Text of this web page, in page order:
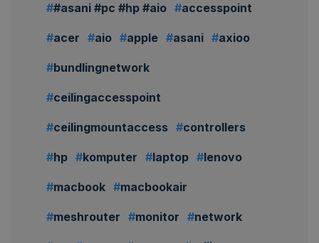
#asani #pc #hp #aio accesspoint
acer aio apple asani axioo
bundlingnetwork
ceilingaccesspoint
ceilingmountaccess controllers
hp komputer laptop lenovo
macbook macbookair
meshrouter monitor network